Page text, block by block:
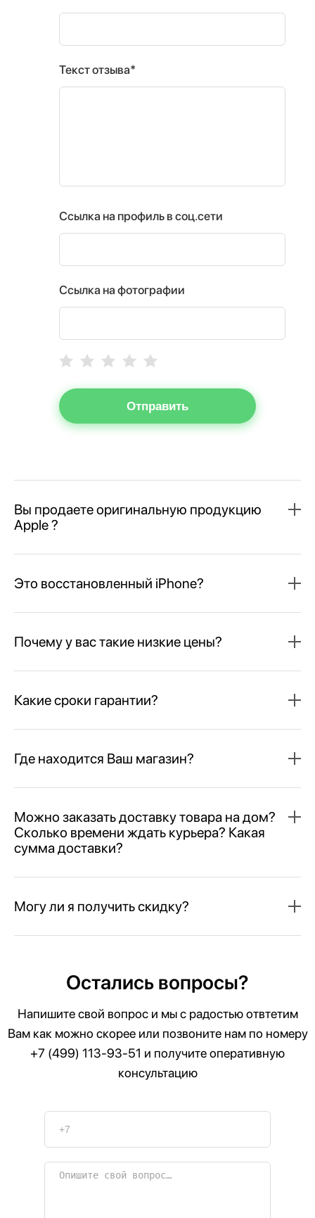
Текст отзыва*
Ссылка на профиль в соц.сети
Ссылка на фотографии
Отправить
Вы продаете оригинальную продукцию
Apple ?
Это восстановленный iPhone?
Почему у вас такие низкие цены?
Какие сроки гарантии?
Где находится Ваш магазин?
Можно заказать доставку товара на дом?
Сколько времени ждать курьера? Какая
сумма доставки?
Могу ли я получить скидку?
Остались вопросы?
Напишите свой вопрос и мы с радостью отвтетим
Вам как можно скорее или позвоните нам по номеру
+7 (499) 113-93-51 и получите оперативную
консультацию